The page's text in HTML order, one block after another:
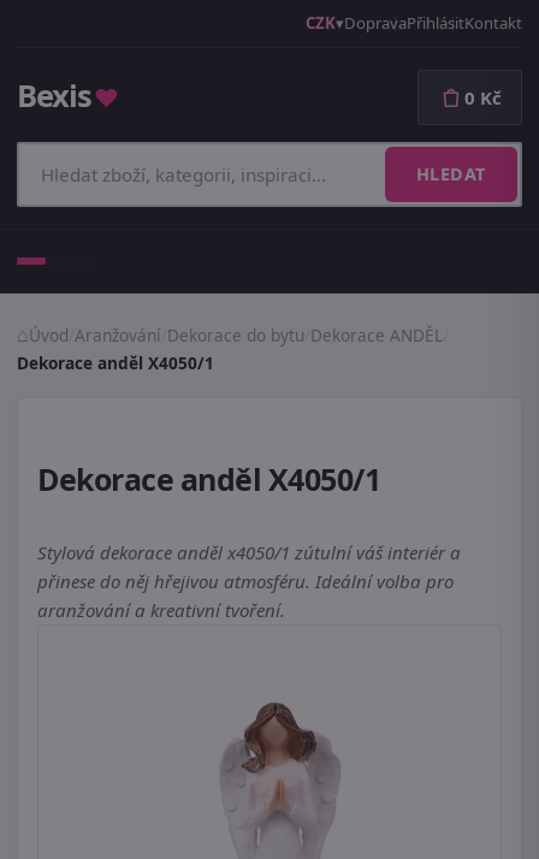
CZK DopravaPřihlásitKontakt
Bexis♥
HLEDAT
0 Kč
Úvod Aranžování Dekorace do bytu Dekorace ANDĚL
Dekorace anděl X4050/1
Dekorace anděl X4050/1
Stylová dekorace anděl x4050/1 zútulní váš interiér a
přinese do něj hřejivou atmosféru. Ideální volba pro
aranžování a kreativní tvoření.